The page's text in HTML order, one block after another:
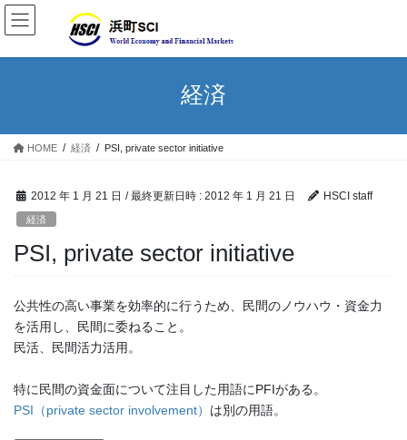
経済
HOME 経済 PSI, private sector initiative
2012 年 1 月 21 日 / 最終更新日時 : 2012 年 1 月 21 日 HSCI staff
経済
PSI, private sector initiative
公共性の高い事業を効率的に行うため、民間のノウハウ・資金力
を活用し、民間に委ねること。
民活、民間活力活用。
特に民間の資金面について注目した用語にPFIがある。
PSI（private sector involvement） は別の用語。